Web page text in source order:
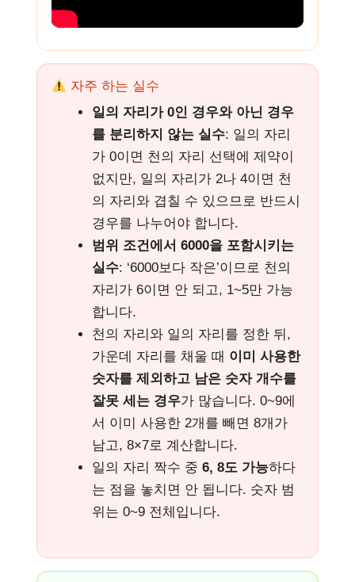
자주 하는 실수
일의 자리가 0인 경우와 아닌 경우
를 분리하지 않는 실수: 일의 자리
가 0이면 천의 자리 선택에 제약이
없지만, 일의 자리가 2나 4이면 천
의 자리와 겹칠 수 있으므로 반드시
경우를 나누어야 합니다.
범위 조건에서 6000을 포함시키는
실수: ‘6000보다 작은’이므로 천의
자리가 6이면 안 되고, 1~5만 가능
합니다.
천의 자리와 일의 자리를 정한 뒤,
가운데 자리를 채울 때 이미 사용한
숫자를 제외하고 남은 숫자 개수를
잘못 세는 경우가 많습니다. 0~9에
서 이미 사용한 2개를 빼면 8개가
남고, 8×7로 계산합니다.
일의 자리 짝수 중 6, 8도 가능하다
는 점을 놓치면 안 됩니다. 숫자 범
위는 0~9 전체입니다.